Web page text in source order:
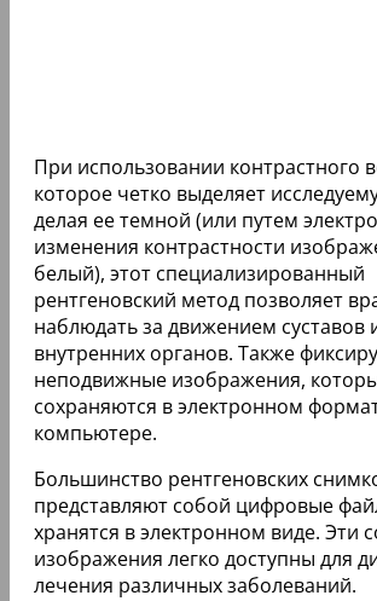
При использовании контрастного
которое четко выделяет
делая ее темной (или путем
изменения контрастности
белый), этот специализированный
рентгеновский метод позволяет
наблюдать за движением суставов
внутренних органов. Также
неподвижные изображения,
сохраняются в электронном
компьютере.
Большинство рентгеновских
представляют собой цифровые
хранятся в электронном виде. Эти
изображения легко доступны для
лечения различных заболеваний.